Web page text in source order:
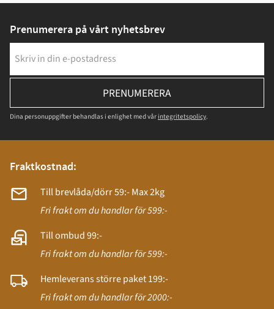
Prenumerera på vårt nyhetsbrev
PRENUMERERA
Dina personuppgifter behandlas i enlighet med vår integritetspolicy.
Fraktkostnad:
Till brevlåda/dörr 59:- Max 2kg
Fri frakt om du handlar för 599:-
Till ombud 99:-
Fri frakt om du handlar för 599:-
Hemleverans större paket 199:-
Fri frakt om du handlar för 2000:-